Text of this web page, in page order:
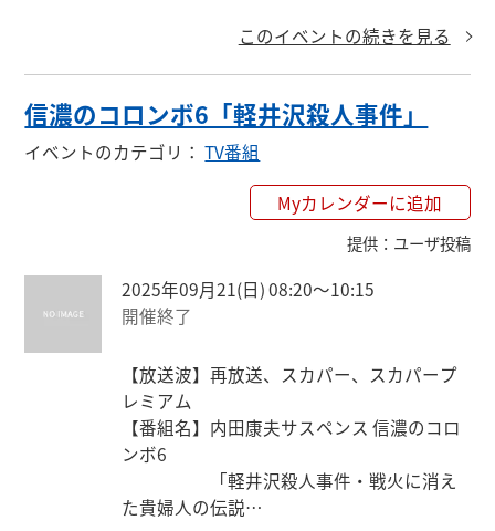
このイベントの続きを見る
信濃のコロンボ6「軽井沢殺人事件」
イベントのカテゴリ ： TV番組
Myカレンダーに追加
提供： ユーザ投稿
2025年09月21(日) 08:20〜10:15
開催終了
【放送波】再放送、スカパー、スカパープ
レミアム
【番組名】内田康夫サスペンス 信濃のコロ
ンボ6
「軽井沢殺人事件・戦火に消え
た貴婦人の伝説